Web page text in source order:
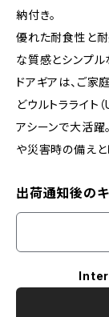
納付き。
優れた耐食性と耐
な質感とシンプル
ドアギアは、ご家
どウルトラライト
アシーンで大活躍
や災害時の備えと
出荷通知後の